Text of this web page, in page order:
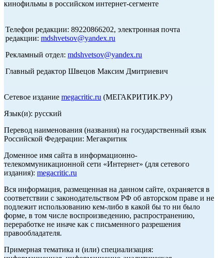
кинофильмы в российском интернет-сегменте
Телефон редакции: 89220866202, электронная почта
редакции: mdshvetsov@yandex.ru
Рекламный отдел: mdshvetsov@yandex.ru
Главный редактор Швецов Максим Дмитриевич
Сетевое издание megacritic.ru (МЕГАКРИТИК.РУ)
Язык(и): русский
Перевод наименования (названия) на государственный язык
Российской Федерации: Мегакритик
Доменное имя сайта в информационно-
телекоммуникационной сети «Интернет» (для сетевого
издания): megacritic.ru
Вся информация, размещенная на данном сайте, охраняется в
соответствии с законодательством РФ об авторском праве и не
подлежит использованию кем-либо в какой бы то ни было
форме, в том числе воспроизведению, распространению,
переработке не иначе как с письменного разрешения
правообладателя.
Примерная тематика и (или) специализация: